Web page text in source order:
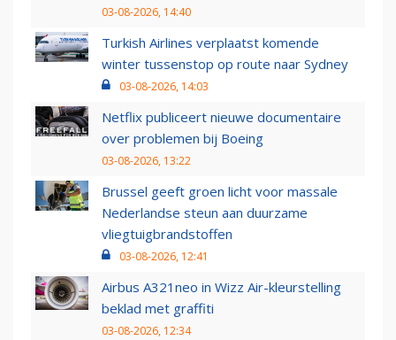
03-08-2026, 14:40
Turkish Airlines verplaatst komende
winter tussenstop op route naar Sydney
03-08-2026, 14:03
Netflix publiceert nieuwe documentaire
over problemen bij Boeing
03-08-2026, 13:22
Brussel geeft groen licht voor massale
Nederlandse steun aan duurzame
vliegtuigbrandstoffen
03-08-2026, 12:41
Airbus A321neo in Wizz Air-kleurstelling
beklad met graffiti
03-08-2026, 12:34